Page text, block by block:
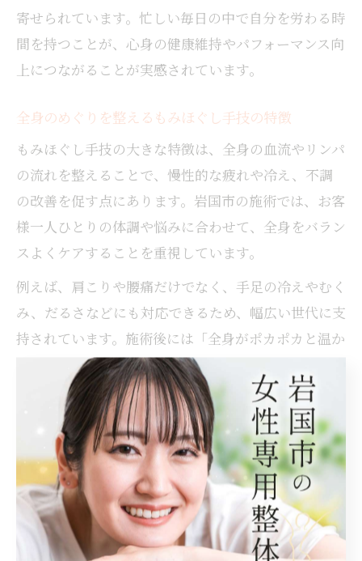
寄せられています。忙しい毎日の中で自分を労わる時
間を持つことが、心身の健康維持やパフォーマンス向
上につながることが実感されています。
全身のめぐりを整えるもみほぐし手技の特徴
もみほぐし手技の大きな特徴は、全身の血流やリンパ
の流れを整えることで、慢性的な疲れや冷え、不調
の改善を促す点にあります。岩国市の施術では、お客
様一人ひとりの体調や悩みに合わせて、全身をバラン
スよくケアすることを重視しています。
例えば、肩こりや腰痛だけでなく、手足の冷えやむく
み、だるさなどにも対応できるため、幅広い世代に支
持されています。施術後には「全身がポカポカと温か
く感じた」「身体のめぐりが良くなった」といった実
感が多く寄せられています。特に冷えやすい季節や、
疲労感が抜けにくい方におすすめできる手技です。
仕事帰りにも最適なもみほぐしのポイント
岩国市のもみほぐしサロンは、アクセスの良さや予約
のしやすさ、仕事帰りでも気軽に立ち寄れる点が魅力
です。疲れがたまりやすい平日の夜や休日にも対応し